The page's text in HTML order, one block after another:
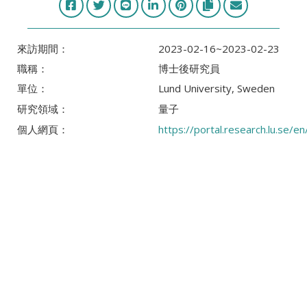
來訪期間：
2023-02-16~2023-02-23
職稱：
博士後研究員
單位：
Lund University, Sweden
研究領域：
量子
個人網頁：
https://portal.research.lu.se/